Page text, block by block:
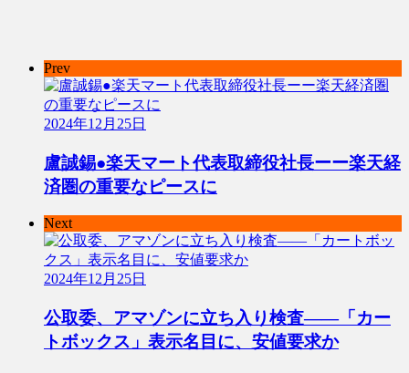
Prev
2024年12月25日
盧誠錫●楽天マート代表取締役社長ーー楽天経
済圏の重要なピースに
Next
2024年12月25日
公取委、アマゾンに立ち入り検査――「カー
トボックス」表示名目に、安値要求か